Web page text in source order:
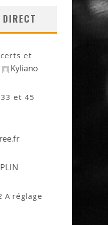
et
Kyliano
et 45
A réglage